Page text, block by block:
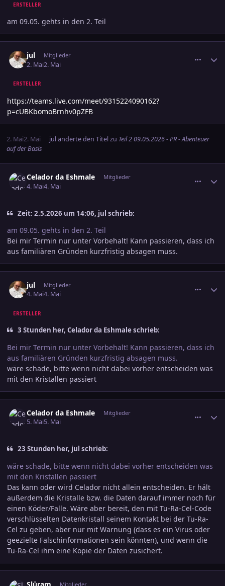
ERSTELLER
am 09.05. gehts in den 2. Teil
jul Mitglieder
2. Mai2. Mai
ERSTELLER
https://teams.live.com/meet/9315224090162?
p=cUBKbomoBrnhv0pZFB
2. Mai2. Mai juländerte den Titel zu Teil 2 09.05.2026 - PR - Abenteuer
auf der Basis
Celador da Eshmale Mitglieder
4. Mai4. Mai
Zeit: 2.5.2026 um 14:06, jul schrieb:
am 09.05. gehts in den 2. Teil
Bei mir Termin nur unter Vorbehalt! Kann passieren, dass ich
aus familiären Gründen kurzfristig absagen muss.
jul Mitglieder
4. Mai4. Mai
ERSTELLER
3 Stunden her, Celador da Eshmale schrieb:
Bei mir Termin nur unter Vorbehalt! Kann passieren, dass ich
aus familiären Gründen kurzfristig absagen muss.
wäre schade, bitte wenn nicht dabei vorher entscheiden was
mit den Kristallen passiert
Celador da Eshmale Mitglieder
5. Mai5. Mai
23 Stunden her, jul schrieb:
wäre schade, bitte wenn nicht dabei vorher entscheiden was
mit den Kristallen passiert
Das kann oder wird Celador nicht allein entscheiden. Er hält
außerdem die Kristalle bzw. die Daten darauf immer noch für
einen Köder/Falle. Wäre aber bereit, den mit Tu-Ra-Cel-Code
verschlüsselten Datenkristall seinem Kontakt bei der Tu-Ra-
Cel zu geben, aber nur mit Warnung (dass es ein Virus oder
geezielte Falschinformationen sein könnten), und wenn die
Tu-Ra-Cel ihm eine Kopie der Daten zusichert.
Mitglieder